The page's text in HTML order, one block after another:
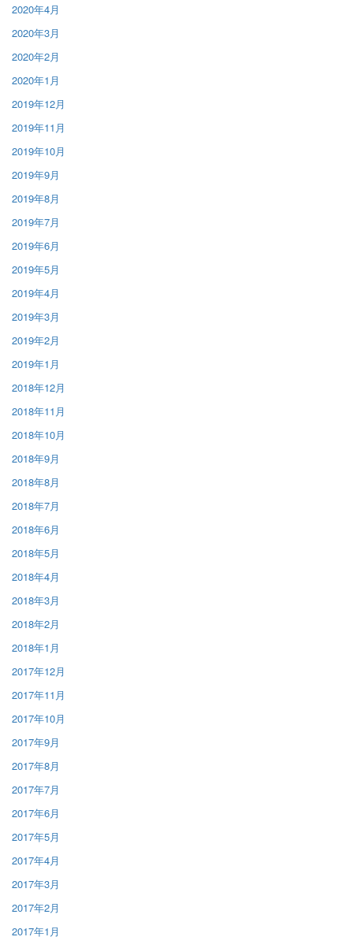
2020年4月
2020年3月
2020年2月
2020年1月
2019年12月
2019年11月
2019年10月
2019年9月
2019年8月
2019年7月
2019年6月
2019年5月
2019年4月
2019年3月
2019年2月
2019年1月
2018年12月
2018年11月
2018年10月
2018年9月
2018年8月
2018年7月
2018年6月
2018年5月
2018年4月
2018年3月
2018年2月
2018年1月
2017年12月
2017年11月
2017年10月
2017年9月
2017年8月
2017年7月
2017年6月
2017年5月
2017年4月
2017年3月
2017年2月
2017年1月